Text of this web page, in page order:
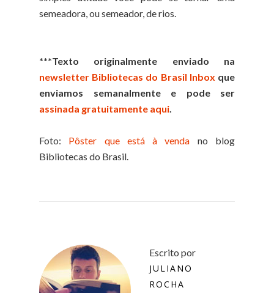
semeadora, ou semeador, de rios.
***Texto originalmente enviado na
newsletter Bibliotecas do Brasil Inbox que
enviamos semanalmente e pode ser
assinada gratuitamente aqui.
Foto: Pôster que está à venda no blog
Bibliotecas do Brasil.
Escrito por
JULIANO
ROCHA